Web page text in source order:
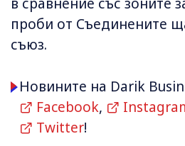
проби от Съединените
съюз.
Новините на Darik
Facebook,
Twitter!